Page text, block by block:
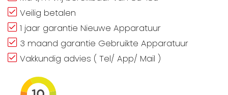
Veilig betalen
1 jaar garantie Nieuwe Apparatuur
3 maand garantie Gebruikte Apparatuur
Vakkundig advies ( Tel/ App/ Mail )